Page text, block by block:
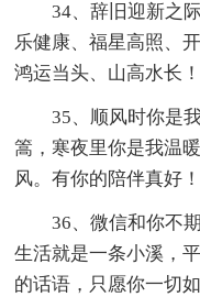
34、辞旧迎新之
乐健康、福星高照、
鸿运当头、山高水长！
35、顺风时你是
篙，寒夜里你是我温
风。有你的陪伴真好
36、微信和你不
生活就是一条小溪，
的话语，只愿你一切